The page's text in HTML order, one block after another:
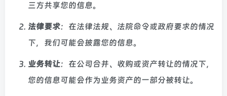
三方共享您的信息。
法律要求：在法律法规、法院命令或政府要求的情况
下，我们可能会披露您的信息。
业务转让：在公司合并、收购或资产转让的情况下，
您的信息可能会作为业务资产的一部分被转让。